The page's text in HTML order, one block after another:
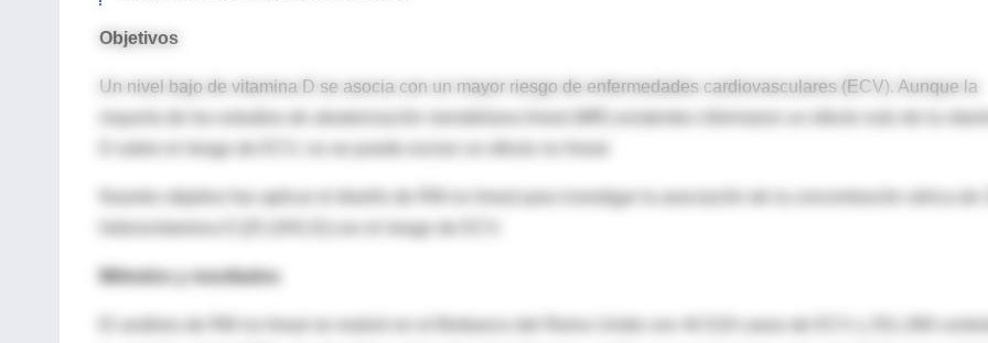
Objetivos
Un nivel bajo de vitamina D se asocia con un mayor riesgo de enfermedades cardiovasculares (ECV). Aunque la
mayoría de los estudios de aleatorización mendeliana lineal (MR) existentes informaron un efecto nulo de la
D sobre el riesgo de ECV, no se puede excluir un efecto no lineal.
Nuestro objetivo fue aplicar el diseño de RM no lineal para investigar la asociación de la concentración sérica de
hidroxivitamina D [25 (OH) D] con el riesgo de ECV.
Métodos y resultados